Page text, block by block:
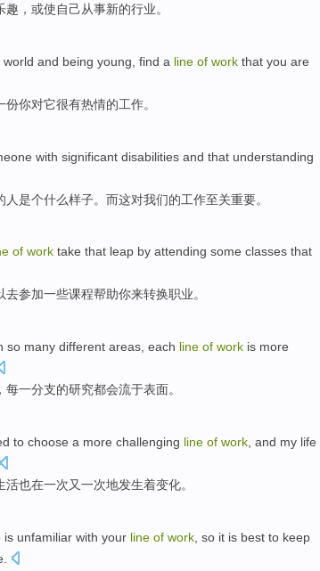
趣， 或使自己从事新的行业。
world and being young , find a line of work that you are
份你对它很有热情的工作。
with significant disabilities and that understanding
人是个什么样子。 而这对我们的工作至关重要。
of work take that leap by attending some classes that
去参加一些课程帮助你来转换职业。
so many different areas each line of work is more
， 每一分支的研究都会流于表面。
to choose a more challenging line of work , and my life
活也在一次又一次地发生着变化。
is unfamiliar with your line of work so it is best to keep